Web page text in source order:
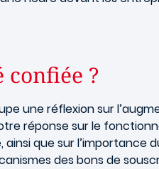
?
une réflexion sur
réponse sur le
que sur
des bons de